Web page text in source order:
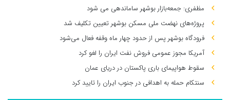
مظفری: جمعه‌بازار بوشهر ساماندهی می‌ شود
پروژه‌های نهضت ملی مسکن بوشهر تعیین تکلیف شد
فرودگاه بوشهر پس از حدود چهار ماه وقفه فعال می‌شود
آمریکا مجوز عمومی فروش نفت ایران را لغو کرد
سقوط هواپیمای باری پاکستان در دریای عمان
سنتکام حمله به اهدافی در جنوب ایران را تایید کرد